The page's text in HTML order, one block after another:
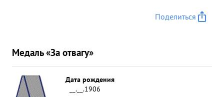
Поделиться
Медаль «За отвагу»
Дата рождения
__.__.1906